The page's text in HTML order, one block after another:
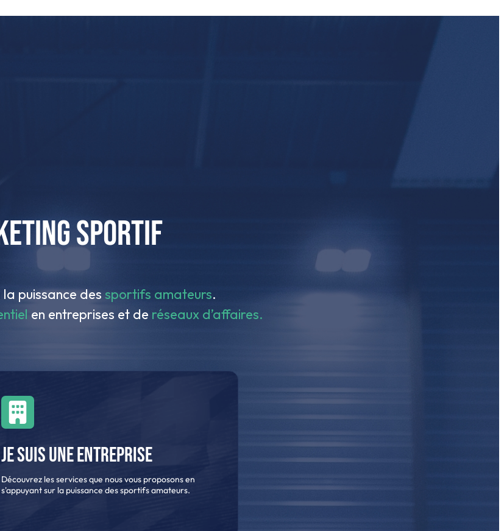
sportif
puissance des sportifs amateurs.
en entreprises et de réseaux d’affaires.
Je suis une entreprise
Découvrez les services que nous vous proposons en
s'appuyant sur la puissance des sportifs amateurs.